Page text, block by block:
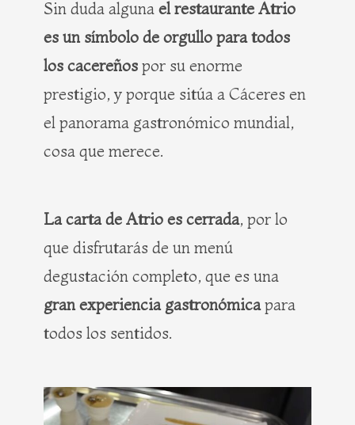
Sin duda alguna el restaurante Atrio
es un símbolo de orgullo para todos
los cacereños por su enorme
prestigio, y porque sitúa a Cáceres en
el panorama gastronómico mundial,
cosa que merece.
La carta de Atrio es cerrada, por lo
que disfrutarás de un menú
degustación completo, que es una
gran experiencia gastronómicapara
todos los sentidos.